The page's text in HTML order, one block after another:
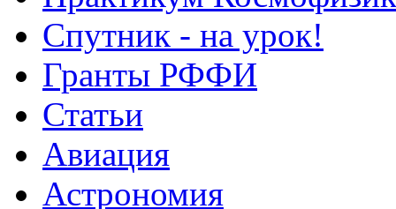
Спутник - на урок!
Гранты РФФИ
Статьи
Авиация
Астрономия